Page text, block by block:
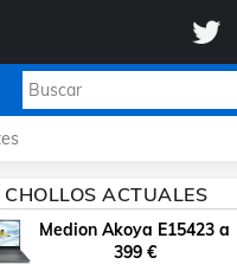
CHOLLOS ACTUALES
Medion Akoya E15423 a
399 €